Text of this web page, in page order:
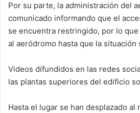
Por su parte, la administración del
comunicado informando que el
se encuentra restringido, por lo
al aeródromo hasta que la situación
Videos difundidos en las redes
las plantas superiores del edificio
Hasta el lugar se han desplazado al